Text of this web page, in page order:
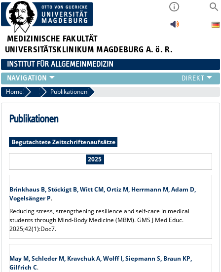
MEDIZINISCHE FAKULTÄT
UNIVERSITÄTSKLINIKUM MAGDEBURG A. ö. R.
INSTITUT FÜR ALLGEMEINMEDIZIN
TEAM
LEHRE
FORSCHUNG
NEWSLETTER
Home Publikationen
Publikationen
Publikationen
Begutachtete Zeitschriftenaufsätze
2025
Brinkhaus B, Stöckigt B, Witt CM, Ortiz M, Herrmann M, Adam D,
Vogelsänger P.
Reducing stress, strengthening resilience and self-care in medical
students through Mind-Body Medicine (MBM). GMS J Med Educ.
2025;42(1):Doc7.
May M, Schleder M, Kravchuk A, Wolff I, Siepmann S, Braun KP,
Gilfrich C.